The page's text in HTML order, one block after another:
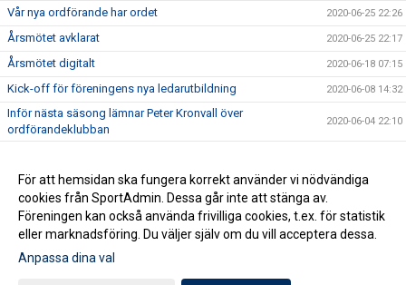
Vår nya ordförande har ordet 2020-06-25 22:26
Årsmötet avklarat 2020-06-25 22:17
Årsmötet digitalt 2020-06-18 07:15
Kick-off för föreningens nya ledarutbildning 2020-06-08 14:32
Inför nästa säsong lämnar Peter Kronvall över
ordförandeklubban
2020-06-04 22:10
Hanhals Kings sluter avtal med Warrior Hockey 2020-06-01 18:19
Vi är Hanhals Kings 2020-05-27 14:55
För att hemsidan ska fungera korrekt använder vi nödvändiga
cookies från SportAdmin. Dessa går inte att stänga av.
Föreningen kan också använda frivilliga cookies, t.ex. för statistik
eller marknadsföring. Du väljer själv om du vill acceptera dessa.
Anpassa dina val